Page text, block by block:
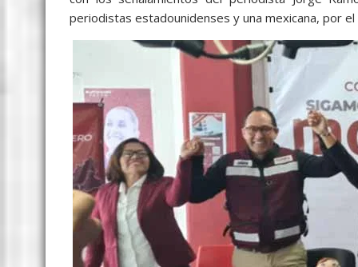
periodistas estadounidenses y una mexicana, por